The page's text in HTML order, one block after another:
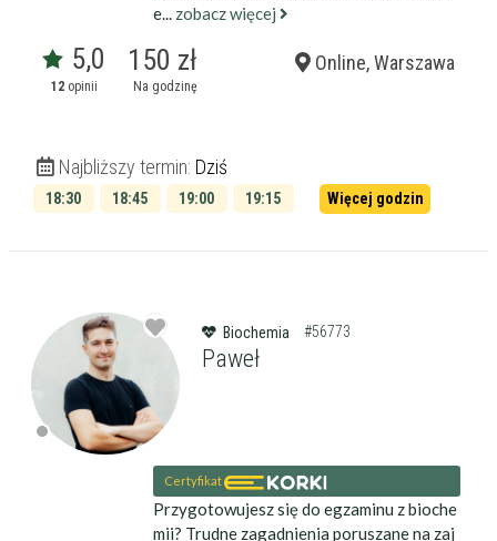
e... zobacz więcej
5,0
12opinii
150 zł
Na godzinę
Online, Warszawa
Najbliższy termin: Dziś
18:30 18:45 19:00
19:15
Więcej godzin
Biochemia #56773
Paweł
Certyfikat
Przygotowujesz się do egzaminu z bioche
mii? Trudne zagadnienia poruszane na zaj